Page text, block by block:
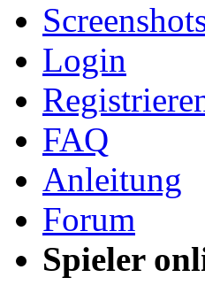
Login
FAQ
Anleitung
Forum
Spieler